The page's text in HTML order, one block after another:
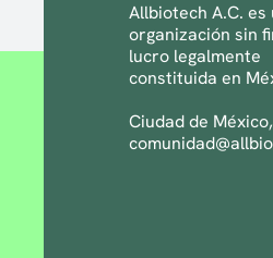
Allbiotech A.C. es
organización sin
lucro legalmente
constituida en
Ciudad de